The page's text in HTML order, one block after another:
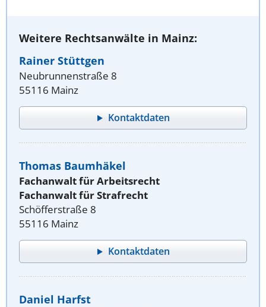
Weitere Rechtsanwälte in Mainz:
Rainer Stüttgen
Neubrunnenstraße 8
55116 Mainz
Kontaktdaten
Thomas Baumhäkel
Fachanwalt für Arbeitsrecht
Fachanwalt für Strafrecht
Schöfferstraße 8
55116 Mainz
Kontaktdaten
Daniel Harfst